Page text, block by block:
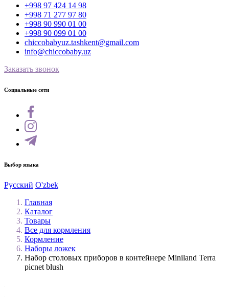
+998 97 424 14 98
+998 71 277 97 80
+998 90 990 01 00
+998 90 099 01 00
chiccobabyuz.tashkent@gmail.com
info@chiccobaby.uz
Заказать звонок
Социальные сети
Выбор языка
Русский O'zbek
Главная
Каталог
Товары
Все для кормления
Кормление
Наборы ложек
Набор столовых приборов в контейнере Miniland Terra
picnet blush